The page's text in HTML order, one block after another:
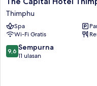
Capital
Hotel
Thimphu
Thimphu
Thimphu
Spa
Wi-Fi Gratis
9.6
dari
9,6 Sempurna
11 ulasan